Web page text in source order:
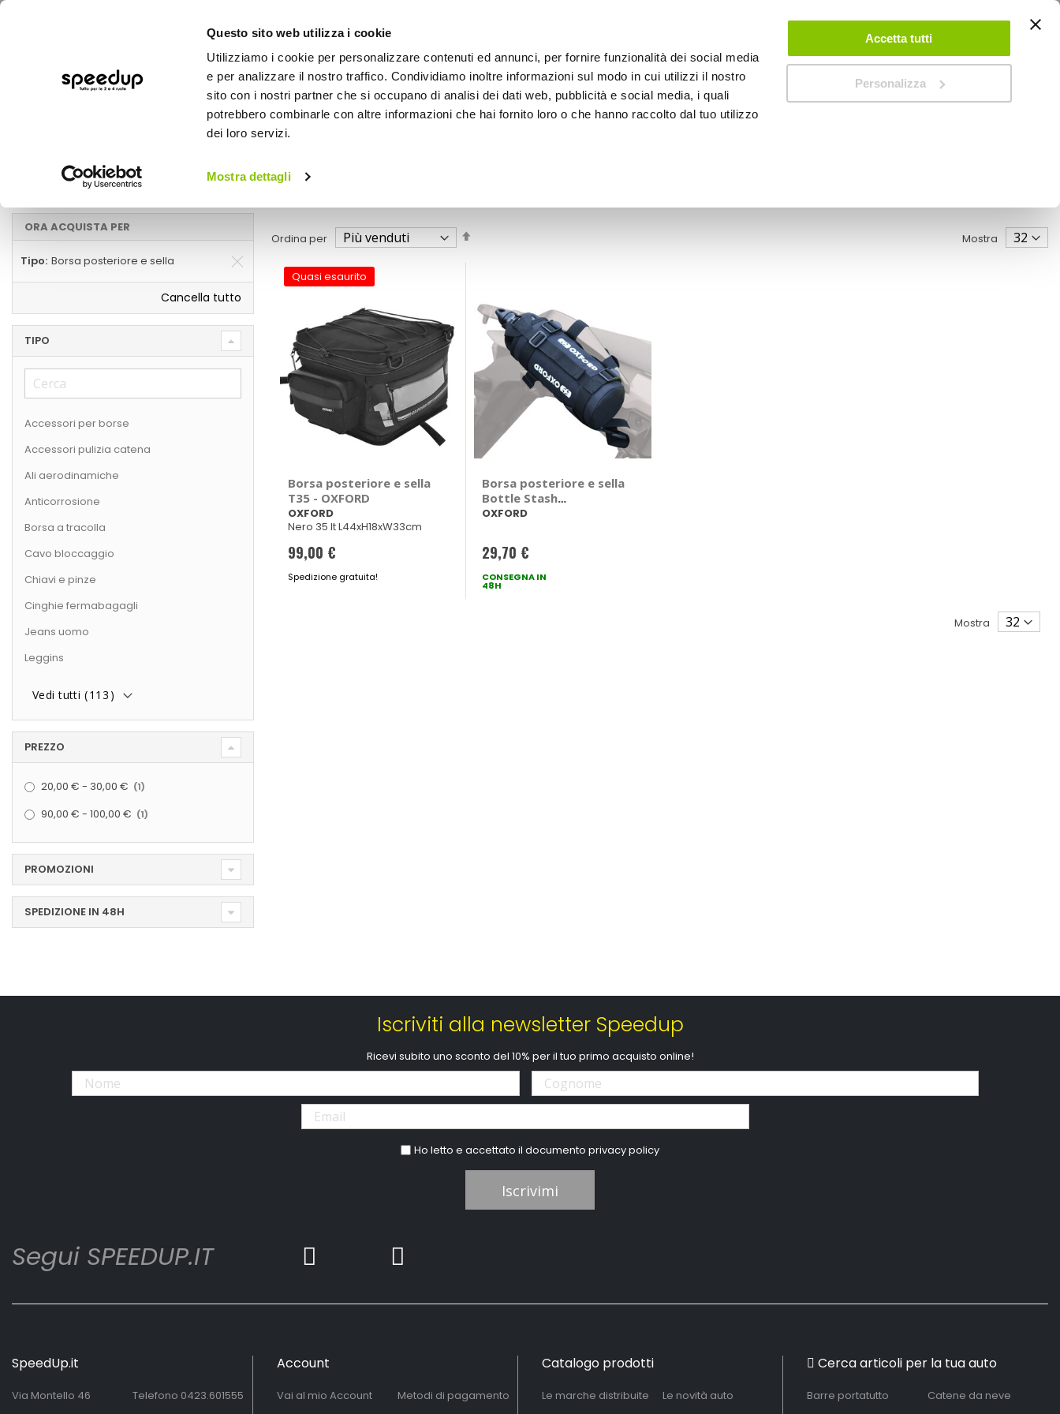
Questo sito web utilizza i cookie
Utilizziamo i cookie per personalizzare contenuti ed annunci, per fornire funzionalità dei social media
e per analizzare il nostro traffico. Condividiamo inoltre informazioni sul modo in cui utilizzi il nostro
sito con i nostri partner che si occupano di analisi dei dati web, pubblicità e social media, i quali
potrebbero combinarle con altre informazioni che hai fornito loro o che hanno raccolto dal tuo utilizzo
dei loro servizi.
Mostra dettagli
Accetta tutti
Personalizza
ACCEDI CREA UN ACCOUNT CONTATTACI
BICI OUTDOOR
Marche OXFORD - Borsa posteriore e sella
Borsa posteriore e sella
Ordina per Mostra
Quasi esaurito
Borsa posteriore e sella
T35 - OXFORD
OXFORD
Nero 35 lt L44xH18xW33cm
99,00 €
Spedizione gratuita!
Borsa posteriore e sella
Bottle Stash
portaborraccia -
OXFORD
29,70 €
CONSEGNA IN
48H
Mostra
ORA ACQUISTA PER
Tipo Borsa posteriore e sella
Cancella tutto
TIPO
Accessori per borse
Accessori pulizia catena
Ali aerodinamiche
Anticorrosione
Borsa a tracolla
Cavo bloccaggio
Chiavi e pinze
Cinghie fermabagagli
Jeans uomo
Leggins
Vedi tutti (113 )
PREZZO
20,00 € - 30,00 € 1
90,00 € - 100,00 € 1
PROMOZIONI
SPEDIZIONE IN 48H
Iscriviti alla newsletter Speedup
Ricevi subito uno sconto del 10% per il tuo primo acquisto online!
Ho letto e accettato il documentoprivacy policy
Iscrivimi
Segui SPEEDUP.IT
SpeedUp.it
Via Montello 46
Telefono 0423.601555
Account
Vai al mio Account
Metodi di pagamento
Catalogo prodotti
Le marche distribuite
Le novità auto
Cerca articoli per la tua auto
Barre portatutto
Catene da neve